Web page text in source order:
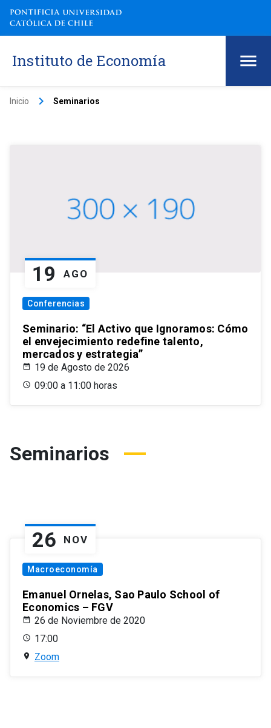
Instituto de Economía
Inicio keyboard_arrow_right Seminarios
19 AGO
Conferencias
Seminario: “El Activo que Ignoramos: Cómo
el envejecimiento redefine talento,
mercados y estrategia”
19 de Agosto de 2026
09:00 a 11:00 horas
Seminarios
26 NOV
Macroeconomía
Emanuel Ornelas, Sao Paulo School of
Economics – FGV
26 de Noviembre de 2020
17:00
Zoom